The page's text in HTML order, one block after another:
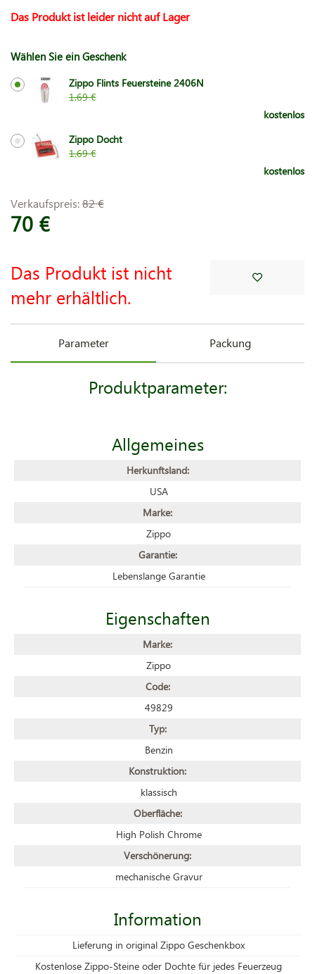
Das Produkt ist leider nicht auf Lager
Wählen Sie ein Geschenk
Zippo Flints Feuersteine 2406N
1.69 €
kostenlos
Zippo Docht
1.69 €
kostenlos
Verkaufspreis:82 €
70 €
Das Produkt ist nicht
mehr erhältlich.
Parameter Packung
Produktparameter:
Allgemeines
Herkunftsland:
USA
Marke:
Zippo
Garantie:
Lebenslange Garantie
Eigenschaften
Marke:
Zippo
Code:
49829
Typ:
Benzin
Konstruktion:
klassisch
Oberfläche:
High Polish Chrome
Verschönerung:
mechanische Gravur
Information
Lieferung in original Zippo Geschenkbox
Kostenlose Zippo-Steine oder Dochte für jedes Feuerzeug